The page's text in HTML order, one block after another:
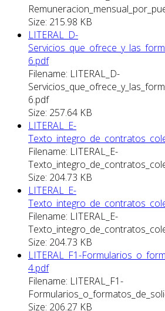
Size: 215.98 KB
LITERAL_D-
6.pdf
Filename: LITERAL_D-
6.pdf
Size: 257.64 KB
LITERAL_E-
Filename: LITERAL_E-
Size: 204.73 KB
LITERAL_E-
Filename: LITERAL_E-
Size: 204.73 KB
LITERAL_F1-
4.pdf
Filename: LITERAL_F1-
Size: 206.27 KB